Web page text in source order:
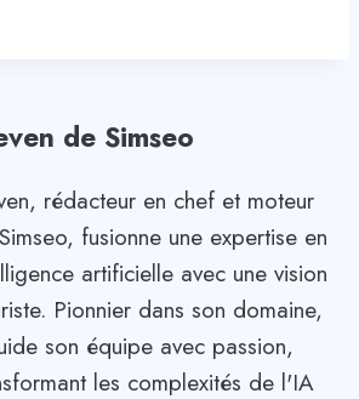
de Simseo
rédacteur en chef et moteur
fusionne une expertise en
artificielle avec une vision
Pionnier dans son domaine,
son équipe avec passion,
les complexités de l'IA